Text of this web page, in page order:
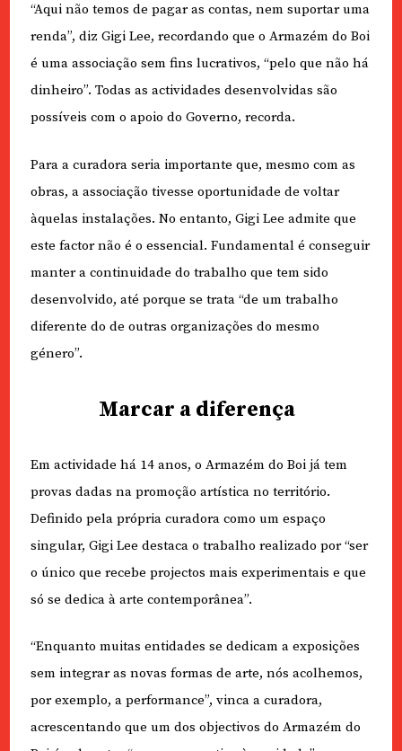
“Aqui não temos de pagar as contas, nem suportar uma
renda”, diz Gigi Lee, recordando que o Armazém do Boi
é uma associação sem fins lucrativos, “pelo que não há
dinheiro”. Todas as actividades desenvolvidas são
possíveis com o apoio do Governo, recorda.
Para a curadora seria importante que, mesmo com as
obras, a associação tivesse oportunidade de voltar
àquelas instalações. No entanto, Gigi Lee admite que
este factor não é o essencial. Fundamental é conseguir
manter a continuidade do trabalho que tem sido
desenvolvido, até porque se trata “de um trabalho
diferente do de outras organizações do mesmo
género”.
Marcar a diferença
Em actividade há 14 anos, o Armazém do Boi já tem
provas dadas na promoção artística no território.
Definido pela própria curadora como um espaço
singular, Gigi Lee destaca o trabalho realizado por “ser
o único que recebe projectos mais experimentais e que
só se dedica à arte contemporânea”.
“Enquanto muitas entidades se dedicam a exposições
sem integrar as novas formas de arte, nós acolhemos,
por exemplo, a performance”, vinca a curadora,
acrescentando que um dos objectivos do Armazém do